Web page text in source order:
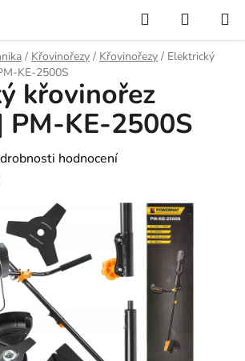
Hledat
KOŠÍK
/ Křovinořezy / Křovinořezy / Elektrický
KE-2500S
křovinořez
PM-KE-2500S
hodnocení